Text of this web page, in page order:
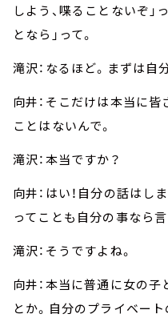
しよう、喋ることないぞ」
となら」って。
滝沢：なるほど。まずは自
向井：そこだけは本当に
ことはないんで。
滝沢：本当ですか？
向井：はい！自分の話はし
ってことも自分の事なら
滝沢：そうですよね。
向井：本当に普通に女の子
とか。自分のプライベー